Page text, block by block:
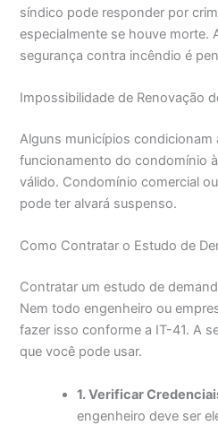
síndico pode responder por
especialmente se houve morte.
segurança contra incêndio é
Impossibilidade de Renovação
Alguns municípios condicionam
funcionamento do condomínio
válido. Condomínio comercial
pode ter alvará suspenso.
Como Contratar o Estudo de
Contratar um estudo de
Nem todo engenheiro ou
fazer isso conforme a IT-41. A
que você pode usar.
1. Verificar
engenheiro deve ser